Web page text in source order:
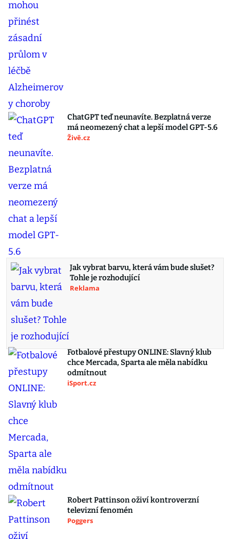
ChatGPT teď neunavíte. Bezplatná verze
má neomezený chat a lepší model GPT-5.6
Živě.cz
Jak vybrat barvu, která vám bude slušet?
Tohle je rozhodující
Reklama
Fotbalové přestupy ONLINE: Slavný klub
chce Mercada, Sparta ale měla nabídku
odmítnout
iSport.cz
Robert Pattinson oživí kontroverzní
televizní fenomén
Poggers